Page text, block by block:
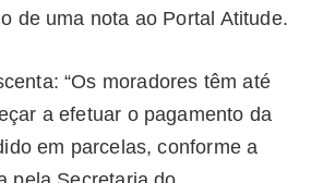
de uma nota ao Portal Atitude.
“Os moradores têm até
a efetuar o pagamento da
em parcelas, conforme a